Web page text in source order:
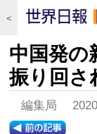
＜
中国発の
振り回
編集局